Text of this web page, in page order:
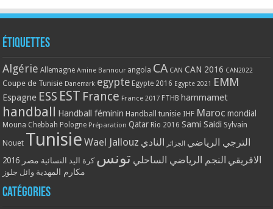
Étiquettes
Algérie Allemagne Amine Bannour angola CA CAN CAN 2016 CAN2022
Coupe de Tunisie Danemark egypte Egypte 2016 Egypte 2021 EMM
Espagne ESS EST France France 2017 FTHB hammamet
handball Handball féminin Handball tunisie IHF Maroc mondial
Mouna Chebbah Pologne Préparation Qatar Rio 2016 Sami Saidi Sylvain
Nouet Tunisie Wael Jallouz الترجي الرياضي الجزائر النادي
الافريقي النجم الرياضي الساحلي تونس كرة اليد النسائية مصر 2016
مكارم المهدية وائل جلوز
Catégories